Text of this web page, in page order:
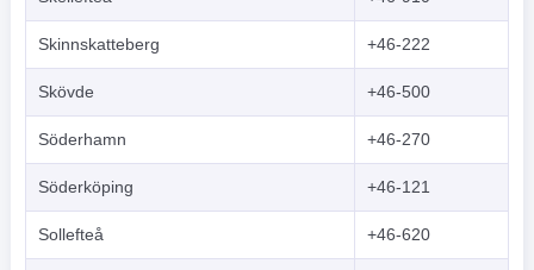
Skinnskatteberg +46-222
Skövde +46-500
Söderhamn +46-270
Söderköping +46-121
Sollefteå +46-620